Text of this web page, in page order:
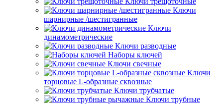
Ключи
шарнирные /шестигранные
Ключи
динамометрические
Ключи разводные
Наборы ключей
Ключи свечные
Ключи
торцовые L-образные сквозные
Ключи трубчатые
Ключи трубные